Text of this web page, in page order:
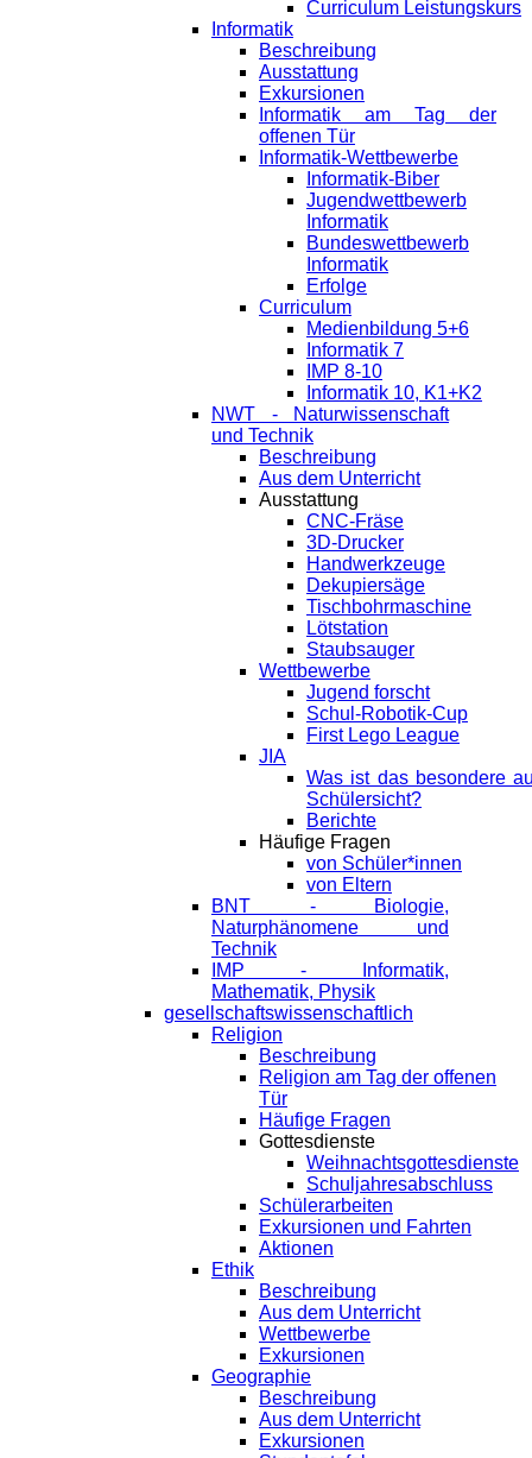
Curriculum Leistungskurs
Informatik
Beschreibung
Ausstattung
Exkursionen
Informatik am Tag der
offenen Tür
Informatik-Wettbewerbe
Informatik-Biber
Jugendwettbewerb
Informatik
Bundeswettbewerb
Informatik
Erfolge
Curriculum
Medienbildung 5+6
Informatik 7
IMP 8-10
Informatik 10, K1+K2
NWT - Naturwissenschaft
und Technik
Beschreibung
Aus dem Unterricht
Ausstattung
CNC-Fräse
3D-Drucker
Handwerkzeuge
Dekupiersäge
Tischbohrmaschine
Lötstation
Staubsauger
Wettbewerbe
Jugend forscht
Schul-Robotik-Cup
First Lego League
JIA
Was ist das besondere
Schülersicht?
Berichte
Häufige Fragen
von Schüler*innen
von Eltern
BNT - Biologie,
Naturphänomene und
Technik
IMP - Informatik,
Mathematik, Physik
gesellschaftswissenschaftlich
Religion
Beschreibung
Religion am Tag der offenen
Tür
Häufige Fragen
Gottesdienste
Weihnachtsgottesdienste
Schuljahresabschluss
Schülerarbeiten
Exkursionen und Fahrten
Aktionen
Ethik
Beschreibung
Aus dem Unterricht
Wettbewerbe
Exkursionen
Geographie
Beschreibung
Aus dem Unterricht
Exkursionen